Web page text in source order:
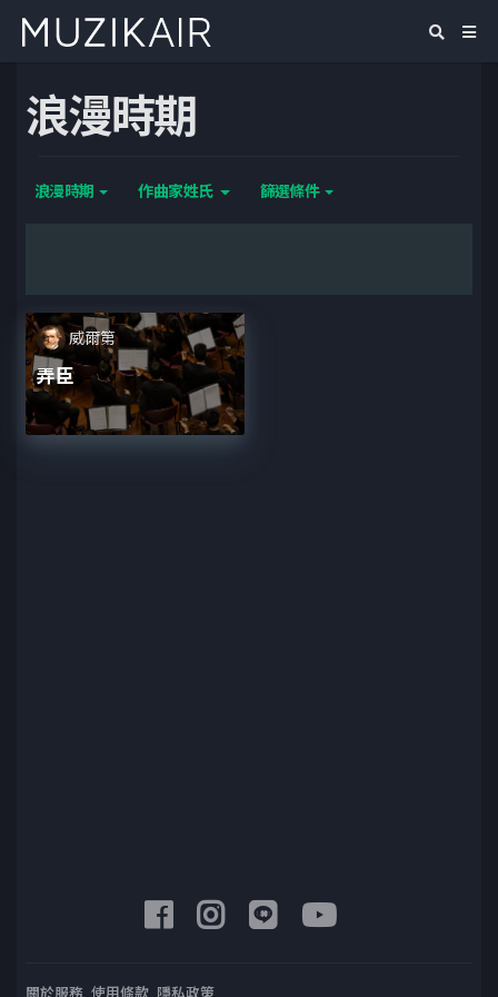
浪漫時期
浪漫時期 作曲家姓氏 篩選條件
威爾第
弄臣
關於服務 使用條款 隱私政策